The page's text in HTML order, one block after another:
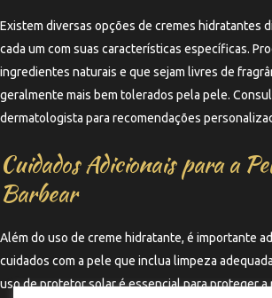
Existem diversas opções de cremes hidratantes
cada um com suas características específicas.
ingredientes naturais e que sejam livres de
geralmente mais bem tolerados pela pele.
dermatologista para recomendações
Cuidados Adicionais para a
Barbear
Além do uso de creme hidratante, é importante
cuidados com a pele que inclua limpeza
uso de protetor solar é essencial para proteger a